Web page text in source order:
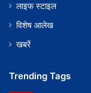
लाइफ स्टाइल
विशेष आलेख
खबरें
Trending Tags